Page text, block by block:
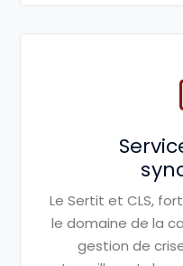
Le Sertit et CLS,
le domaine de la
gestion de